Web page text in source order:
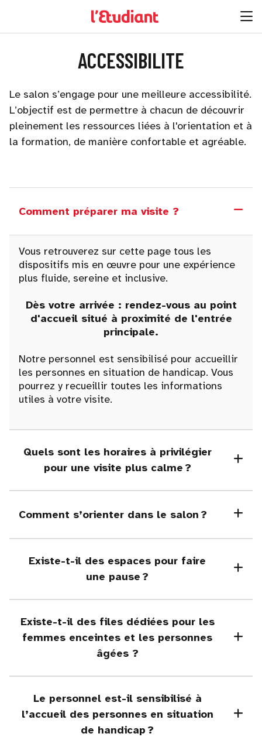
ACCESSIBILITE
Le salon s’engage pour une meilleure accessibilité.
L’objectif est de permettre à chacun de découvrir
pleinement les ressources liées à l'orientation et à
la formation, de manière confortable et agréable.
Comment préparer ma visite ?
Vous retrouverez sur cette page tous les
dispositifs mis en œuvre pour une expérience
plus fluide, sereine et inclusive.
Dès votre arrivée : rendez-vous au point
d'accueil situé à proximité de l'entrée
principale.
Notre personnel est sensibilisé pour accueillir
les personnes en situation de handicap. Vous
pourrez y recueillir toutes les informations
utiles à votre visite.
Quels sont les horaires à privilégier
pour une visite plus calme ?
Comment s’orienter dans le salon ?
Existe-t-il des espaces pour faire
une pause ?
Existe-t-il des files dédiées pour les
femmes enceintes et les personnes
âgées ?
Le personnel est-il sensibilisé à
l’accueil des personnes en situation
de handicap ?